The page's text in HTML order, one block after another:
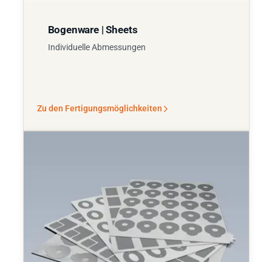
Bogenware | Sheets
Individuelle Abmessungen
Zu den Fertigungsmöglichkeiten